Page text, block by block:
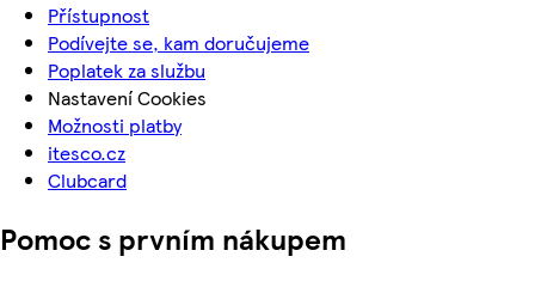
Přístupnost
Podívejte se, kam doručujeme
Poplatek za službu
Nastavení Cookies
Možnosti platby
itesco.cz
Clubcard
Pomoc s prvním nákupem